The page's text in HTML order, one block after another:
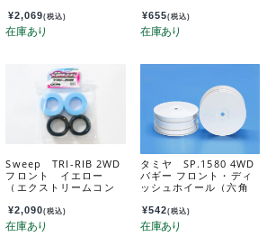
入】 TE-218-DY-8
¥2,069(税込) ¥655(税込)
Sweep TRI-RIB 2WD
フロント イエロー
（エクストリームコン
ープンセルインナー
付 SW-120Y
¥2,090(税込)
タミヤ SP.1580 4WD
バギー フロント・ディ
ッシュホイール（六角
¥542(税込)